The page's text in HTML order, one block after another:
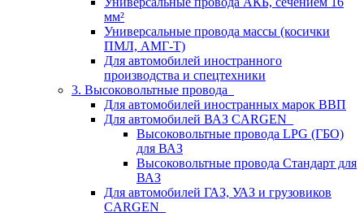
мм²
Универсальные провода массы (косички
ПМЛ, АМГ-Т)
Для автомобилей иностранного
производства и спецтехники
3. Высоковольтные провода
Для автомобилей иностранных марок ВВП
Для автомобилей ВАЗ CARGEN
Высоковольтные провода LPG (ГБО)
для ВАЗ
Высоковольтные провода Стандарт для
ВАЗ
Для автомобилей ГАЗ, УАЗ и грузовиков
CARGEN